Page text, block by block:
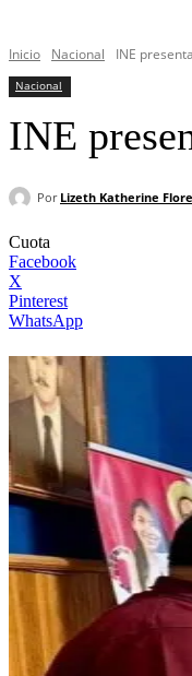
Inicio Nacional INE
Nacional
INE
Por Lizeth Katherine
Cuota
Facebook
X
Pinterest
WhatsApp